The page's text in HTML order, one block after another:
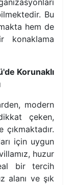
Bu
hem de
konaklama
Korunaklı
modern
çeken,
için uygun
huzur
bir tercih
alanı ve şık